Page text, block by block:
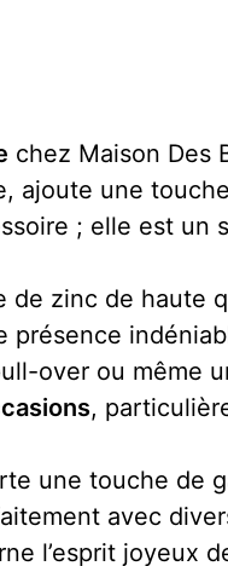
chez Maison Des
ajoute une
; elle est
de zinc de haute
présence
over ou même
,
une touche de
avec
l’esprit joyeux